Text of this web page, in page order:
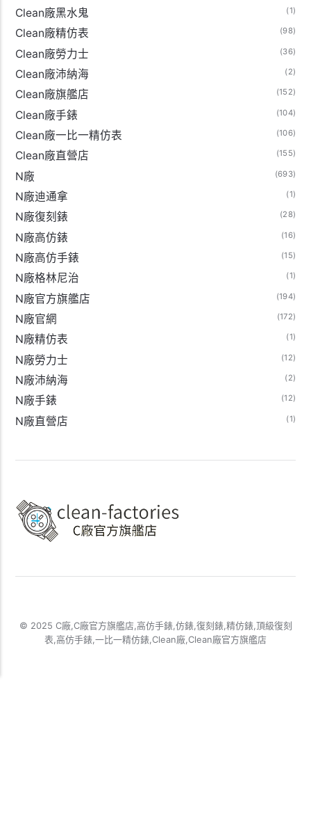
Clean廠黑水鬼 (1)
Clean廠精仿表 (98)
Clean廠勞力士 (36)
Clean廠沛納海 (2)
Clean廠旗艦店 (152)
Clean廠手錶 (104)
Clean廠一比一精仿表 (106)
Clean廠直營店 (155)
N廠 (693)
N廠迪通拿 (1)
N廠復刻錶 (28)
N廠高仿錶 (16)
N廠高仿手錶 (15)
N廠格林尼治 (1)
N廠官方旗艦店 (194)
N廠官網 (172)
N廠精仿表 (1)
N廠勞力士 (12)
N廠沛納海 (2)
N廠手錶 (12)
N廠直營店 (1)
© 2025 C廠,C廠官方旗艦店,高仿手錶,仿錶,復刻錶,精仿錶,頂級復刻
表,高仿手錶,一比一精仿錶,Clean廠,Clean廠官方旗艦店